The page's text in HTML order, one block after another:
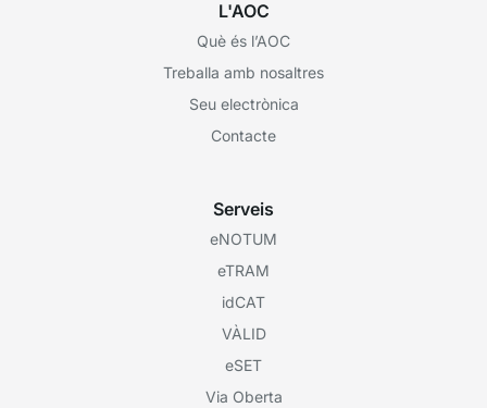
L'AOC
Què és l’AOC
Treballa amb nosaltres
Seu electrònica
Contacte
Serveis
eNOTUM
eTRAM
idCAT
VÀLID
eSET
Via Oberta